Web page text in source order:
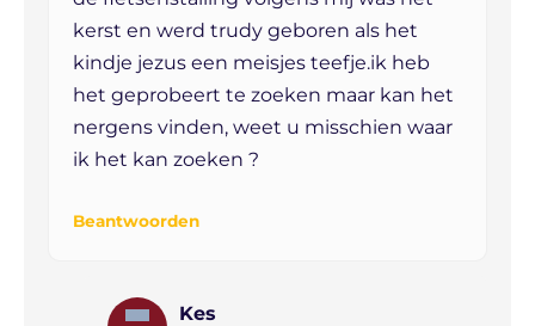
kerst en werd trudy geboren als het
kindje jezus een meisjes teefje.ik heb
het geprobeert te zoeken maar kan het
nergens vinden, weet u misschien waar
ik het kan zoeken ?
Beantwoorden
Kes